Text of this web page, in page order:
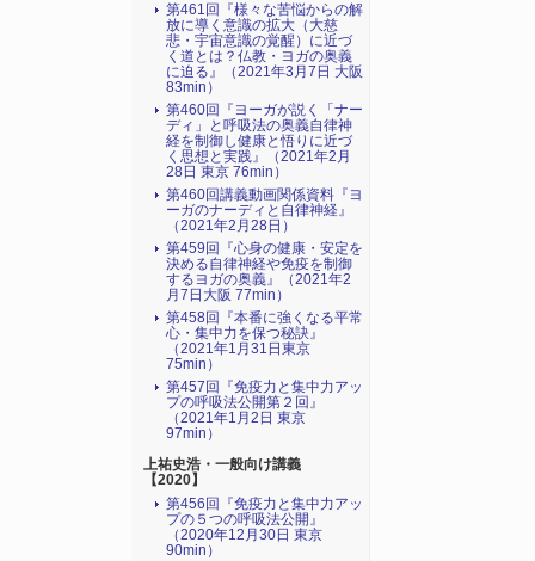
第461回『様々な苦悩からの解
放に導く意識の拡大（大慈
悲・宇宙意識の覚醒）に近づ
く道とは？仏教・ヨガの奥義
に迫る』（2021年3月7日 大阪
83min）
第460回『ヨーガが説く「ナー
ディ」と呼吸法の奥義自律神
経を制御し健康と悟りに近づ
く思想と実践』（2021年2月
28日 東京 76min）
第460回講義動画関係資料『ヨ
ーガのナーディと自律神経』
（2021年2月28日）
第459回『心身の健康・安定を
決める自律神経や免疫を制御
するヨガの奥義』（2021年2
月7日大阪 77min）
第458回『本番に強くなる平常
心・集中力を保つ秘訣』
（2021年1月31日東京
75min）
第457回『免疫力と集中力アッ
プの呼吸法公開第２回』
（2021年1月2日 東京
97min）
上祐史浩・一般向け講義
【2020】
第456回『免疫力と集中力アッ
プの５つの呼吸法公開』
（2020年12月30日 東京
90min）